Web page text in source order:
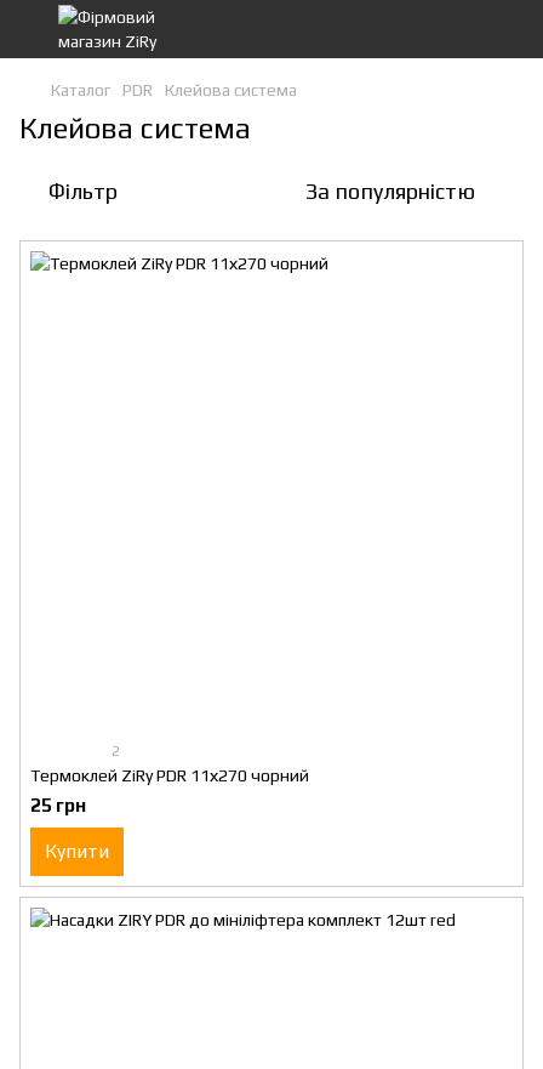
Каталог PDR Клейова система
Клейова система
Фільтр За популярністю
2
Термоклей ZiRy PDR 11х270 чорний
25 грн
Купити